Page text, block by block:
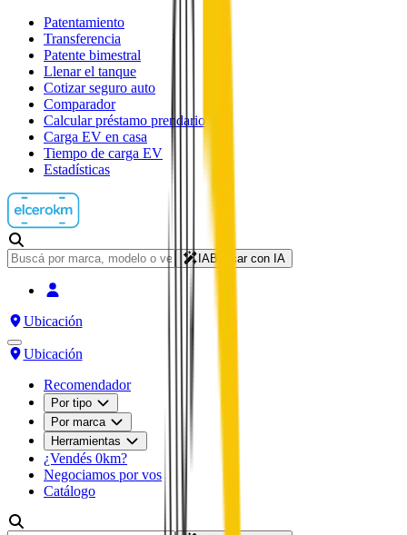
Patentamiento
Transferencia
Patente bimestral
Llenar el tanque
Cotizar seguro auto
Comparador
Calcular préstamo prendario
Carga EV en casa
Tiempo de carga EV
Estadísticas
IABuscar con IA
Ubicación
Ubicación
Recomendador
Por tipo
Por marca
Herramientas
¿Vendés 0km?
Negociamos por vos
Catálogo